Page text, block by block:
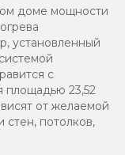
доме мощности
установленный
с
площадью 23,52
от желаемой
стен, потолков,